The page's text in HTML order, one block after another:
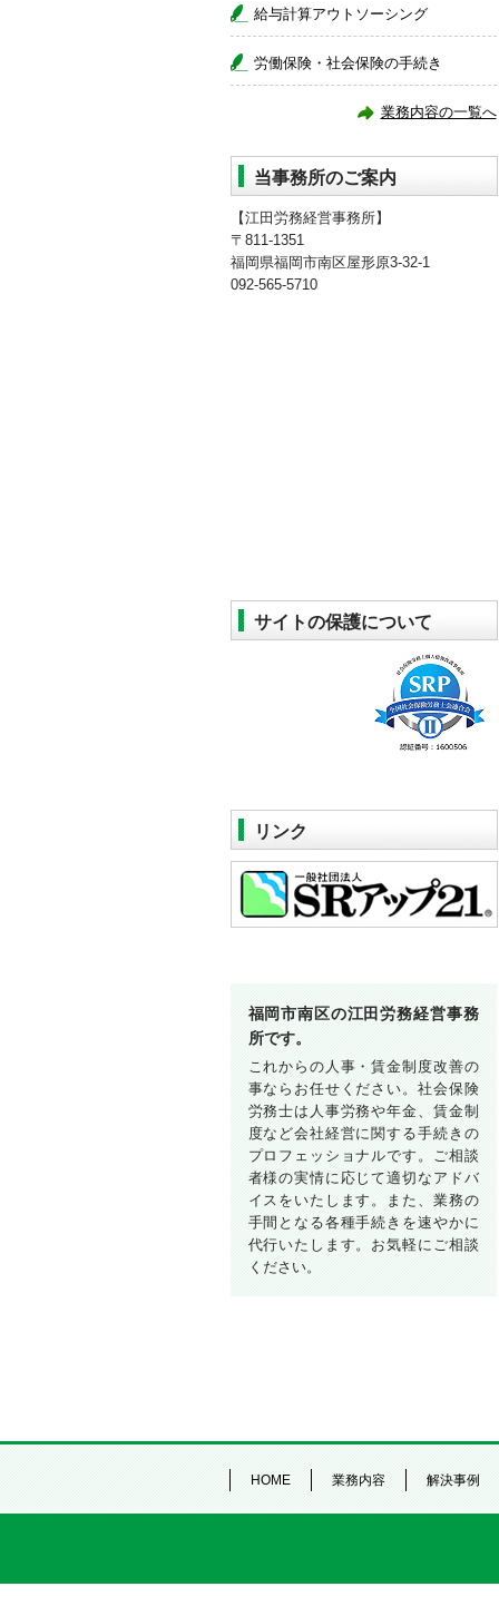
給与計算アウトソーシング
労働保険・社会保険の手続き
業務内容の一覧へ
当事務所のご案内
【江田労務経営事務所】
〒811-1351
福岡県福岡市南区屋形原3-32-1
092-565-5710
サイトの保護について
リンク
福岡市南区の江田労務経営事務
所です。
これからの人事・賃金制度改善の
事ならお任せください。社会保険
労務士は人事労務や年金、賃金制
度など会社経営に関する手続きの
プロフェッショナルです。ご相談
者様の実情に応じて適切なアドバ
イスをいたします。また、業務の
手間となる各種手続きを速やかに
代行いたします。お気軽にご相談
ください。
HOME 業務内容 解決事例